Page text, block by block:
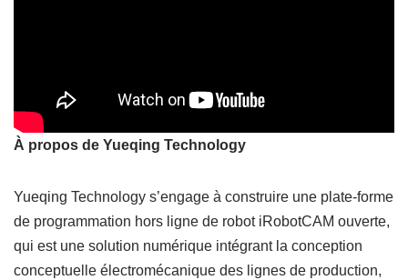
À propos de Yueqing Technology
Yueqing Technology s’engage à construire une plate-forme
de programmation hors ligne de robot iRobotCAM ouverte,
qui est une solution numérique intégrant la conception
conceptuelle électromécanique des lignes de production,